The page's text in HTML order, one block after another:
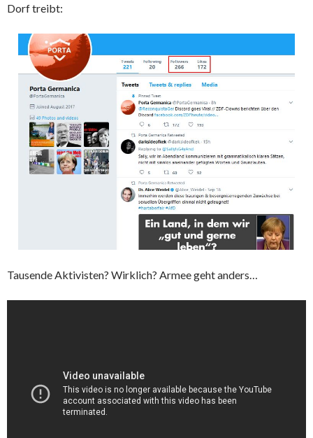
Dorf treibt:
Tausende Aktivisten? Wirklich? Armee geht anders…